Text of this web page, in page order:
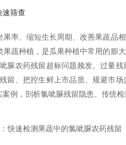
速筛查
率、缩短生长周期、改善果蔬品
蔬种植，是瓜果种植中常用的膨
脲农药残留超标问题频发。过量
、把控生鲜上市品质、规避市
例，剖析氯呲脲残留隐患、传统